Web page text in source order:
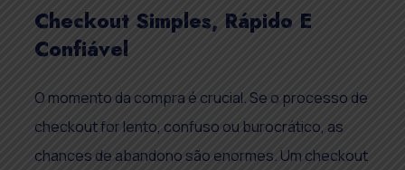
Checkout Simples, Rápido E
Confiável
O momento da compra é crucial. Se o processo de
checkout for lento, confuso ou burocrático, as
chances de abandono são enormes. Um checkout